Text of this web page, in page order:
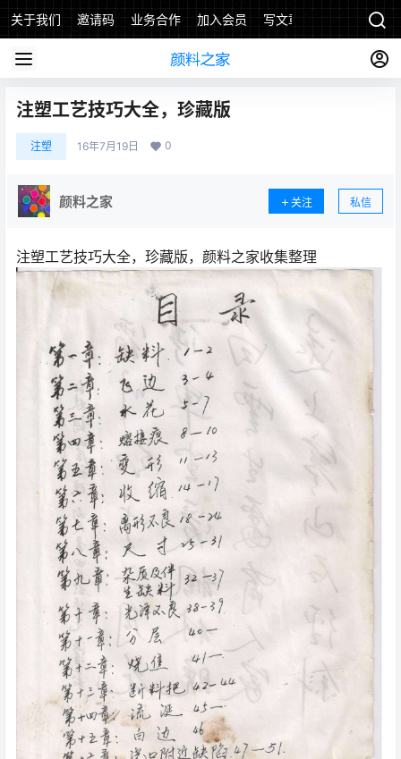
关于我们 邀请码 业务合作 加入会员 写文章
注塑工艺技巧大全，珍藏版
注塑 16年7月19日 0
颜料之家 关注 私信
注塑工艺技巧大全，珍藏版，颜料之家收集整理